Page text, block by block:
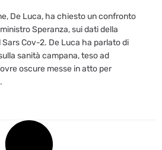
De Luca, ha chiesto un confronto
Speranza, sui dati della
Cov-2. De Luca ha parlato di
sanità campana, teso ad
oscure messe in atto per